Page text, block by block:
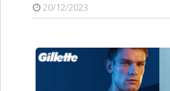
20/12/2023